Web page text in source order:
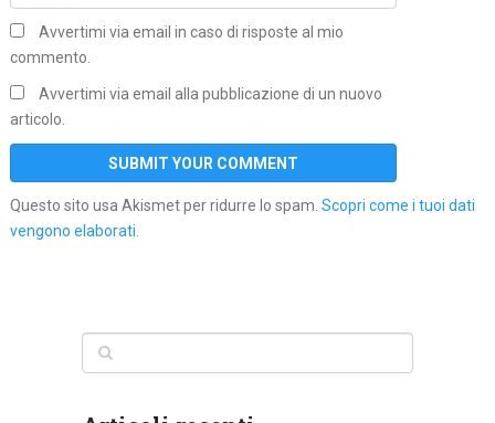
Avvertimi via email in caso di risposte al mio
commento.
Avvertimi via email alla pubblicazione di un nuovo
articolo.
Questo sito usa Akismet per ridurre lo spam. Scopri come i tuoi dati
vengono elaborati.